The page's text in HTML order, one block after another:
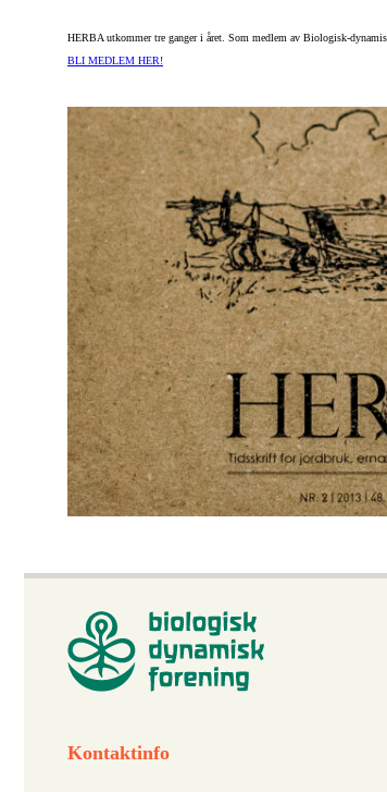
HERBA utkommer tre ganger i året. Som medlem av Biologisk-
BLI MEDLEM HER!
Kontaktinfo